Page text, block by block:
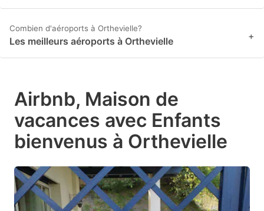
Combien d'aéroports à Orthevielle?
Les meilleurs aéroports à Orthevielle +
Airbnb, Maison de
vacances avec Enfants
bienvenus à Orthevielle